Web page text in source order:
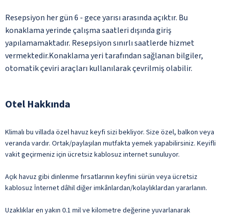
Resepsiyon her gün 6 - gece yarısı arasında açıktır. Bu
konaklama yerinde çalışma saatleri dışında giriş
yapılamamaktadır. Resepsiyon sınırlı saatlerde hizmet
vermektedir.Konaklama yeri tarafından sağlanan bilgiler,
otomatik çeviri araçları kullanılarak çevrilmiş olabilir.
Otel Hakkında
Klimalı bu villada özel havuz keyfi sizi bekliyor. Size özel, balkon veya
veranda vardır. Ortak/paylaşılan mutfakta yemek yapabilirsiniz. Keyifli
vakit geçirmeniz için ücretsiz kablosuz internet sunuluyor.
Açık havuz gibi dinlenme fırsatlarının keyfini sürün veya ücretsiz
kablosuz İnternet dâhil diğer imkânlardan/kolaylıklardan yararlanın.
Uzaklıklar en yakın 0.1 mil ve kilometre değerine yuvarlanarak